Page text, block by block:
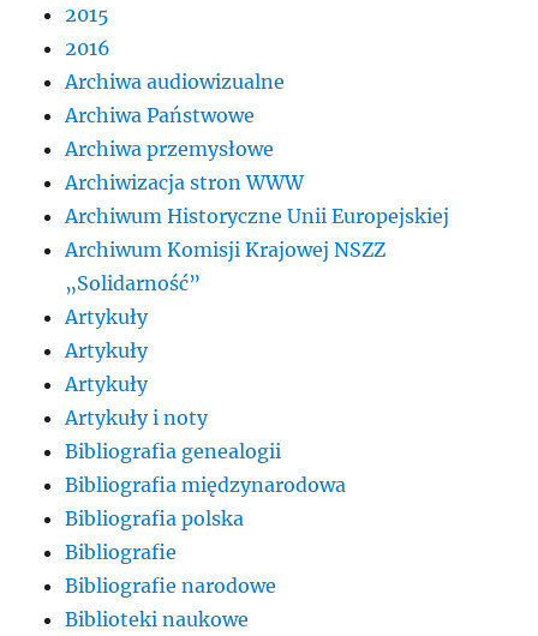
2015
2016
Archiwa audiowizualne
Archiwa Państwowe
Archiwa przemysłowe
Archiwizacja stron WWW
Archiwum Historyczne Unii Europejskiej
Archiwum Komisji Krajowej NSZZ
„Solidarność”
Artykuły
Artykuły
Artykuły
Artykuły i noty
Bibliografia genealogii
Bibliografia międzynarodowa
Bibliografia polska
Bibliografie
Bibliografie narodowe
Biblioteki naukowe